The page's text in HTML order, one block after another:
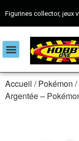
Figurines collector, jeux
Accueil /Pokémon /
Argentée –